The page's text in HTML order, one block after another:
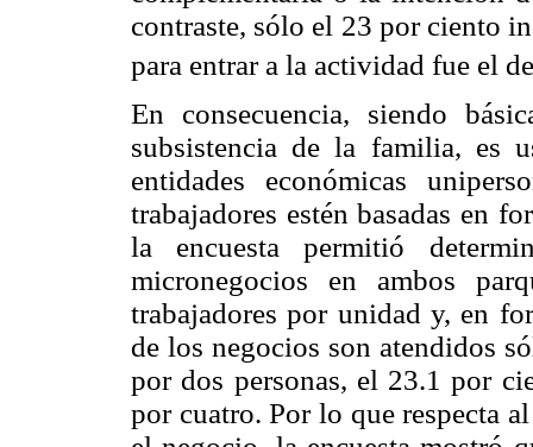
contraste, sólo el 23 por ciento
para entrar a la actividad fue el
En consecuencia, siendo
subsistencia de la familia, es
entidades económicas
trabajadores estén basadas en
la encuesta permitió
micronegocios en ambos
trabajadores por unidad y, en
de los negocios son atendidos
por dos personas, el 23.1 por
por cuatro. Por lo que respecta